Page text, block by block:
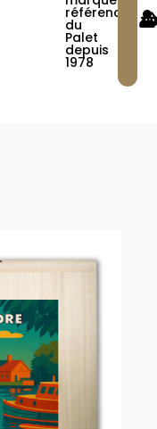
référence
du
Palet
depuis
1978